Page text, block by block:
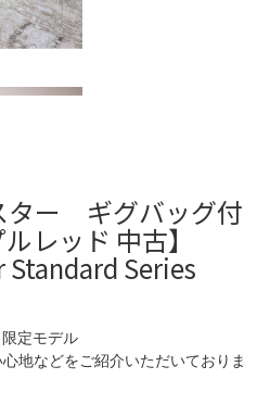
ター ギグバッグ付
レッド 中古】
Series
定モデル
地などをご紹介いただいておりま